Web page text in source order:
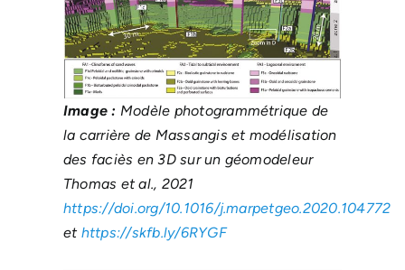
Image : Modèle photogrammétrique de
la carrière de Massangis et modélisation
des faciès en 3D sur un géomodeleur
Thomas et al., 2021
https://doi.org/10.1016/j.marpetgeo.2020.104772
et https://skfb.ly/6RYGF